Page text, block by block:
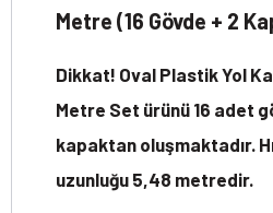
Metre (16 Gövde + 2
Dikkat! Oval Plastik Yol
Metre Set ürünü 16 adet
kapaktan oluşmaktadır.
uzunluğu 5,48 metredir.